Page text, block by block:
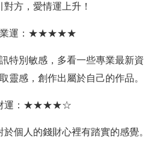
對方，愛情運上升！
業運：★★★★★
特別敏感，多看一些專業最新資
靈感，創作出屬於自己的作品。
運：★★★★☆
個人的錢財心裡有踏實的感覺。